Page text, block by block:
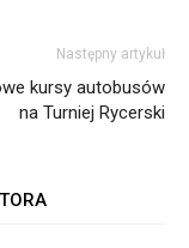
Następny artykuł
kursy autobusów
na Turniej Rycerski